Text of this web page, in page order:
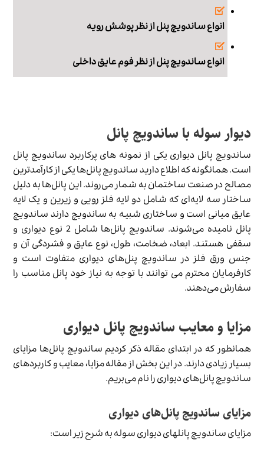
انواع ساندویچ پنل از نظر پوشش رویه
انواع ساندویچ پنل از نظر فوم عایق داخلی
دیوارسوله باساندویچ پانل
ساندویچ پانل دیواری یکی از نمونه های پرکاربرد ساندویچ پانل
است. همانگونه که اطلاع دارید ساندویچ پانل‌ها یکی از کارآمدترین
مصالح در صنعت ساختمان به شمار می‌روند. این پانل‌ها به دلیل
ساختار سه لایه‌ای که شامل دو لایه فلز رویی و زیرین و یک لایه
عایق میانی است و ساختاری شبیه به ساندویچ دارند ساندویچ
پانل نامیده می‌شوند. ساندویچ پانل‌ها شامل 2 نوع دیواری و
سقفی هستند. ابعاد، ضخامت، طول، نوع عایق و فشردگی آن و
جنس ورق فلز در ساندویچ پنل‌های دیواری متفاوت است و
کارفرمایان محترم می توانند با توجه به نیاز خود پانل مناسب را
سفارش می‌دهند.
مزایا و معایب ساندویچ پانل دیواری
همانطور که در ابتدای مقاله ذکر کردیم ساندویچ پانل‌ها مزایای
بسیار زیادی دارند. در این بخش از مقاله مزایا، معایب و کاربردهای
ساندویچ پانل‌های دیواری را نام می‌بریم.
مزایای ساندویچ پانل‌های دیواری
مزایای ساندویچ پانل‎های دیواری سوله به شرح زیر است: